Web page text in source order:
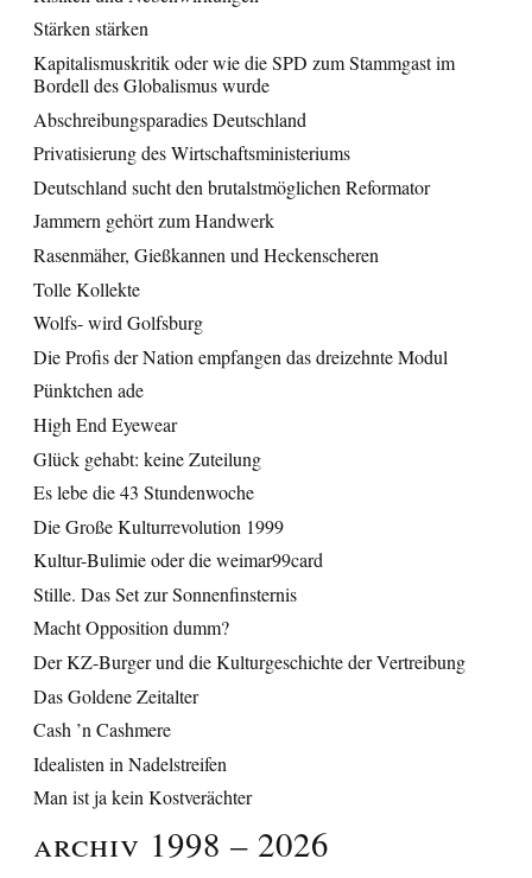
Stärken stärken
Kapitalismuskritik oder wie die SPD zum Stammgast im
Bordell des Globalismus wurde
Abschreibungsparadies Deutschland
Privatisierung des Wirtschaftsministeriums
Deutschland sucht den brutalstmöglichen Reformator
Jammern gehört zum Handwerk
Rasenmäher, Gießkannen und Heckenscheren
Tolle Kollekte
Wolfs- wird Golfsburg
Die Profis der Nation empfangen das dreizehnte Modul
Pünktchen ade
High End Eyewear
Glück gehabt: keine Zuteilung
Es lebe die 43 Stundenwoche
Die Große Kulturrevolution 1999
Kultur-Bulimie oder die weimar99card
Stille. Das Set zur Sonnenfinsternis
Macht Opposition dumm?
Der KZ-Burger und die Kulturgeschichte der Vertreibung
Das Goldene Zeitalter
Cash ’n Cashmere
Idealisten in Nadelstreifen
Man ist ja kein Kostverächter
Archiv 1998 – 2026